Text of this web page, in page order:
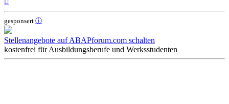
gesponsert ⓘ
Stellenangebote auf ABAPforum.com schalten
kostenfrei für Ausbildungsberufe und Werksstudenten